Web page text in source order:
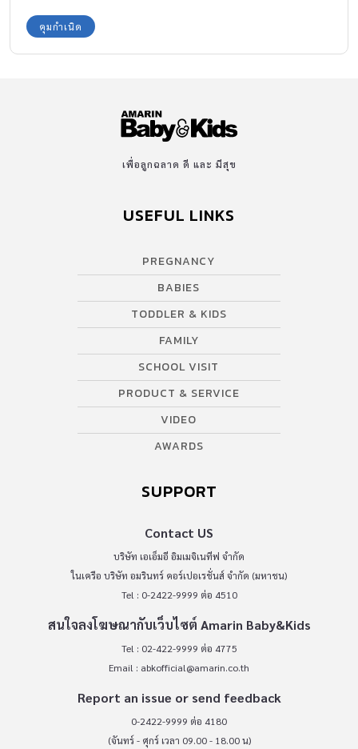
คุมกำเนิด
เพื่อลูกฉลาด ดี และ มีสุข
USEFUL LINKS
PREGNANCY
BABIES
TODDLER & KIDS
FAMILY
SCHOOL VISIT
PRODUCT & SERVICE
VIDEO
AWARDS
SUPPORT
Contact US
บริษัท เอเอ็มอี อิมเมจิเนทีฟ จำกัด
ในเครือ บริษัท อมรินทร์ คอร์เปอเรชั่นส์ จำกัด (มหาชน)
Tel : 0-2422-9999 ต่อ 4510
สนใจลงโฆษณากับเว็บไซต์ Amarin Baby&Kids
Tel : 02-422-9999 ต่อ 4775
Email : abkofficial@amarin.co.th
Report an issue or send feedback
0-2422-9999 ต่อ 4180
(จันทร์ - ศุกร์ เวลา 09.00 - 18.00 น)